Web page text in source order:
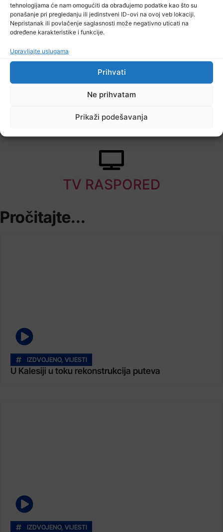
tehnologijama će nam omogućiti da obrađujemo podatke kao što su
ponašanje pri pregledanju ili jedinstveni ID-ovi na ovoj veb lokaciji.
Nepristanak ili povlačenje saglasnosti može negativno uticati na
određene karakteristike i funkcije.
Upravljajte uslugama
Prihvati
Ne prihvatam
Prikaži podešavanja
7 Augusta, 2026
Sarajevo Film Festival
Danas nova saslušanja saradnika Memorijalnog centra Srebrenica
TV RASPORED
Pročitajte...
IZDVOJENO, VIJESTI
U Kalesiji u toku rekonstrukcija puteva
IZDVOJENO, VIJESTI